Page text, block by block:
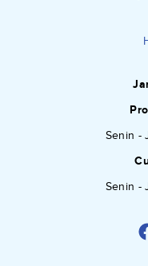
Senin -
Senin -